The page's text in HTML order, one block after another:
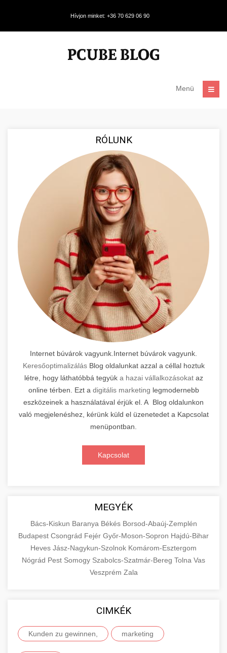
Hívjon minket: +36 70 629 06 90
Menü
RÓLUNK
Internet búvárok vagyunk.Internet búvárok vagyunk.
KeresőoptimalizálásBlog oldalunkat azzal a céllal hoztuk
létre, hogy láthatóbbá tegyük a hazai vállalkozásokataz
online térben. Ezt a digitális marketing legmodernebb
eszközeinek a használatával érjük el. A Blog oldalunkon
való megjelenéshez, kérünk küld el üzenetedet a Kapcsolat
menüpontban.
Kapcsolat
MEGYÉK
Bács-Kiskun Baranya Békés Borsod-Abaúj-Zemplén
Budapest Csongrád Fejér Győr-Moson-Sopron Hajdú-Bihar
Heves Jász-Nagykun-Szolnok Komárom-Esztergom
Nógrád Pest Somogy Szabolcs-Szatmár-Bereg Tolna Vas
Veszprém Zala
CIMKÉK
Kunden zu gewinnen, marketing